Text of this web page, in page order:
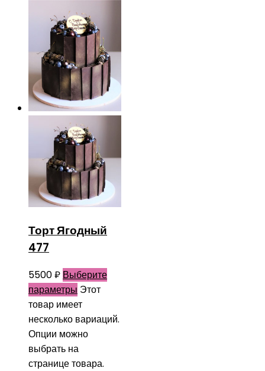
Торт Ягодный
477
5500₽ Выберите
параметры Этот
товар имеет
несколько вариаций.
Опции можно
выбрать на
странице товара.